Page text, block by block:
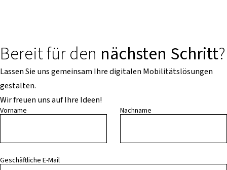
Bereit für den nächsten Schritt?
Lassen Sie uns gemeinsam Ihre digitalen Mobilitätslösungen
gestalten.
Wir freuen uns auf Ihre Ideen!
Vorname Nachname
Geschäftliche E-Mail